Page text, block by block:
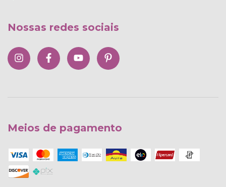
Nossas redes sociais
Meios de pagamento